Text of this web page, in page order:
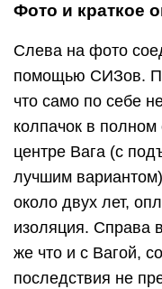
Фото и краткое
Слева на фото
помощью СИЗов.
что само по себе
колпачок в полном
центре Вага (с
лучшим
около двух лет,
изоляция. Справа
же что и с Вагой,
последствия не